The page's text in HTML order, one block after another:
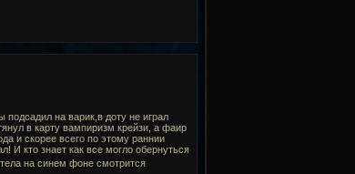
подсадил на варик,в доту не играл
в карту вампиризм крейзи, а фаир
и скорее всего по этому раннии
И кто знает как все могло обернуться
на синем фоне смотрится